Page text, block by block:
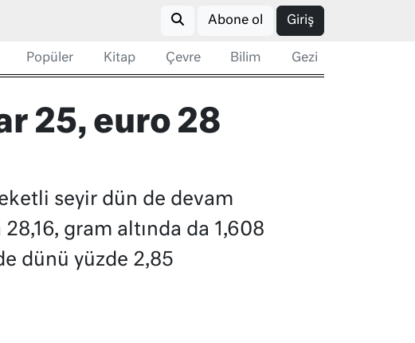
Abone ol Giriş
Popüler Kitap Çevre Bilim Gezi
25, euro 28
seyir dün de devam
gram altında da 1,608
dünü yüzde 2,85